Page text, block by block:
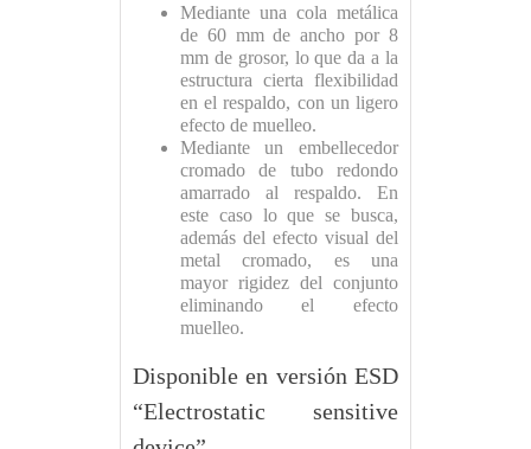
Mediante una cola metálica
de 60 mm de ancho por 8
mm de grosor, lo que da a la
estructura cierta flexibilidad
en el respaldo, con un ligero
efecto de muelleo.
Mediante un embellecedor
cromado de tubo redondo
amarrado al respaldo. En
este caso lo que se busca,
además del efecto visual del
metal cromado, es una
mayor rigidez del conjunto
eliminando el efecto
muelleo.
Disponible en versión ESD
“Electrostatic sensitive